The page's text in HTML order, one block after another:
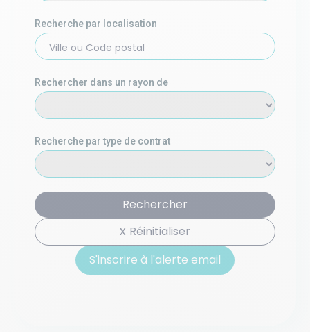
Recherche par localisation
Ville ou Code postal
Rechercher dans un rayon de
Recherche par type de contrat
Rechercher
Réinitialiser
S'inscrire à l'alerte email